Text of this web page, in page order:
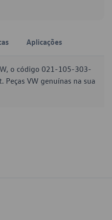
Aplicações
o código 021-105-303-
Peças VW genuínas na sua